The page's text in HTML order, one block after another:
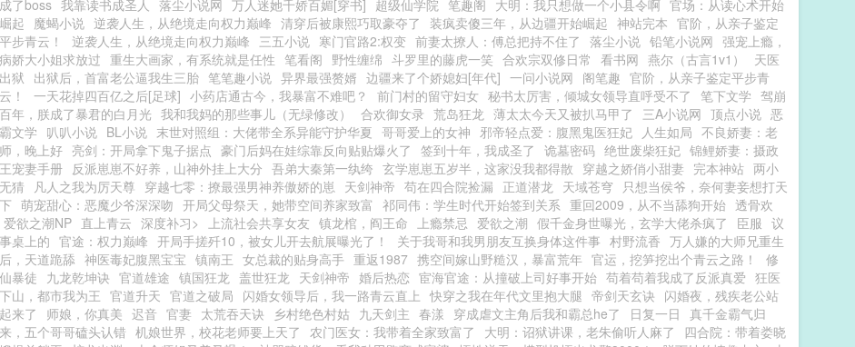
成了boss 我靠读书成圣人 落尘小说网 万人迷她千娇百媚[穿书] 超级仙学院 笔趣阁 大明：我只想做一个小县令啊 官场：从读心术开始
崛起 魔蝎小说 逆袭人生，从绝境走向权力巅峰 清穿后被康熙巧取豪夺了 装疯卖傻三年，从边疆开始崛起 神站完本 官阶，从亲子鉴定
平步青云！
逆袭人生，从绝境走向权力巅峰 三五小说 寒门官路2:权变 前妻太撩人：傅总把持不住了 落尘小说 铅笔小说网 强宠上瘾，
病娇大小姐求放过 重生大画家，有系统就是任性 笔看阁 野性缠绵 斗罗里的藤虎一笑 合欢宗双修日常 看书网 燕尔（古言1v1）
天医
出狱 出狱后，首富老公逼我生三胎 笔笔趣小说 异界最强赘婿 边疆来了个娇媳妇[年代] 一问小说网 阁笔趣 官阶，从亲子鉴定平步青
云！
一天花掉四百亿之后[足球] 小药店通古今，我暴富不难吧？ 前门村的留守妇女 秘书太厉害，倾城女领导直呼受不了 笔下文学 驾崩
百年，朕成了暴君的白月光 我和我妈的那些事儿（无绿修改） 合欢御女录 荒岛狂龙 薄太太今天又被扒马甲了 三A小说网 顶点小说 恶
霸文学 叭叭小说 BL小说 末世对照组：大佬带全系异能守护华夏 哥哥爱上的女神 邪帝轻点爱：腹黑鬼医狂妃 人生如局 不良娇妻：老
师，晚上好 亮剑：开局拿下鬼子据点 豪门后妈在娃综靠反向贴贴爆火了 签到十年，我成圣了 诡墓密码 绝世废柴狂妃 锦鲤娇妻：摄政
王宠妻手册 反派崽崽不好养，山神外挂上大分 吾弟大秦第一纨绔 玄学崽崽五岁半，这家没我都得散 穿越之娇俏小甜妻 完本神站 两小
无猜
凡人之我为厉天尊 穿越七零：撩最强男神养傲娇的崽 天剑神帝 苟在四合院捡漏 正道潜龙 天域苍穹
只想当侯爷，奈何妻妾想打天
下 萌宠甜心：恶魔少爷深深吻 开局父母祭天，她带空间养家致富 祁同伟：学生时代开始签到关系 重回2009，从不当舔狗开始 透骨欢
爱欲之潮NP 直上青云 深度补习> 上流社会共享女友 镇龙棺，阎王命 上瘾禁忌 爱欲之潮 假千金身世曝光，玄学大佬杀疯了 臣服 议
事桌上的 官途：权力巅峰 开局手搓歼10，被女儿开去航展曝光了！ 关于我哥和我男朋友互换身体这件事 村野流香 万人嫌的大师兄重生
后，天道跪舔 神医毒妃腹黑宝宝 镇南王 女总裁的贴身高手 重返1987 携空间嫁山野糙汉，暴富荒年 官运，挖笋挖出个青云之路！
修
仙暴徒 九龙乾坤诀 官道雄途 镇国狂龙 盖世狂龙 天剑神帝 婚后热恋 宦海官途：从撞破上司好事开始 苟着苟着我成了反派真爱 狂医
下山，都市我为王 官道升天 官道之破局 闪婚女领导后，我一路青云直上 快穿之我在年代文里抱大腿 帝剑天玄诀 闪婚夜，残疾老公站
起来了
师娘，你真美 迟音 官妻 太荒吞天诀 乡村绝色村姑 九天剑主 春漾 穿成虐文主角后我和霸总he了 日复一日 真千金霸气归
来，五个哥哥磕头认错 机娘世界，校花老师要上天了 农门医女：我带着全家致富了 大明：诏狱讲课，老朱偷听人麻了
四合院：带着娄晓